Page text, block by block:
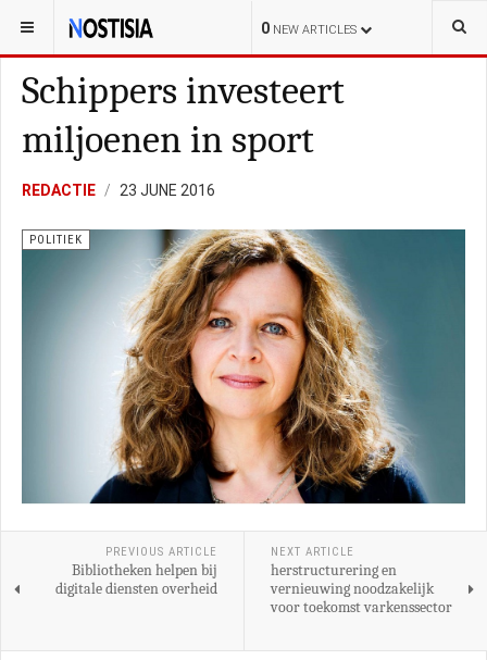
0 NEW ARTICLES
YOU ARE HERE: NEDERLAND
Schippers investeert
miljoenen in sport
REDACTIE 23 JUNE 2016
POLITIEK
PREVIOUS ARTICLE
Bibliotheken helpen bij
digitale diensten overheid
NEXT ARTICLE
herstructurering en
vernieuwing noodzakelijk
voor toekomst varkenssector